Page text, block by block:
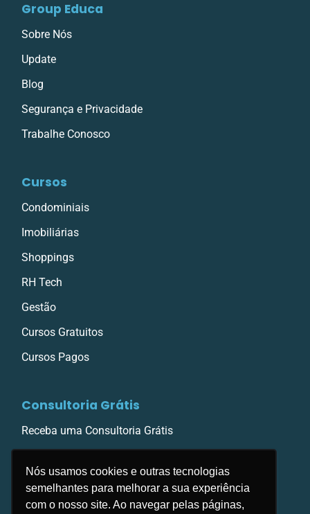
Nós usamos cookies e outras tecnologias
semelhantes para melhorar a sua experiência
com o nosso site. Ao navegar pelas páginas,
Group Educa
Sobre Nós
Update
Blog
Segurança e Privacidade
Trabalhe Conosco
Cursos
Condominiais
Imobiliárias
Shoppings
RH Tech
Gestão
Cursos Gratuitos
Cursos Pagos
Consultoria Grátis
Receba uma Consultoria Grátis